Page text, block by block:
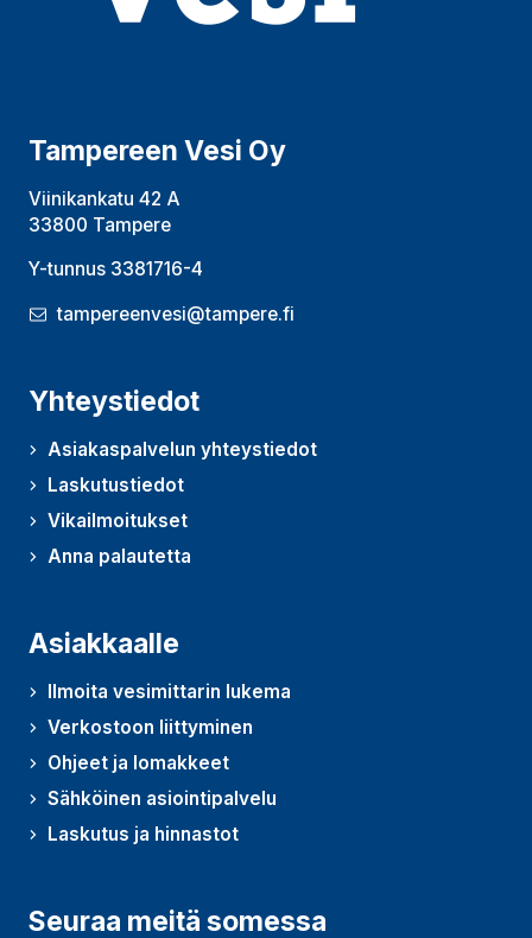
Tampereen Vesi Oy
Viinikankatu 42 A
33800 Tampere
Y-tunnus 3381716-4
tampereenvesi@tampere.fi
Yhteystiedot
Asiakaspalvelun yhteystiedot
Laskutustiedot
Vikailmoitukset
Anna palautetta
(Avautuu uudessa ikkunassa)
Asiakkaalle
Ilmoita vesimittarin lukema
Verkostoon liittyminen
Ohjeet ja lomakkeet
Sähköinen asiointipalvelu
Laskutus ja hinnastot
Seuraa meitä somessa